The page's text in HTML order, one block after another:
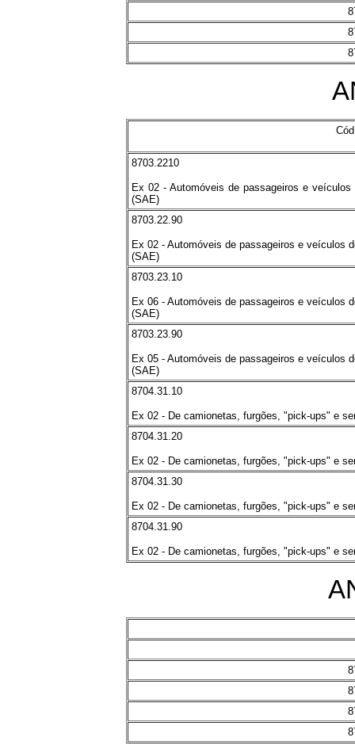
8703.2210
Ex 02 - Automóveis de passageiros e
(SAE)
8703.22.90
Ex 02 - Automóveis de passageiros e veículos
(SAE)
8703.23.10
Ex 06 - Automóveis de passageiros e veículos
(SAE)
8703.23.90
Ex 05 - Automóveis de passageiros e veículos
(SAE)
8704.31.10
Ex 02 - De camionetas, furgões, "pick-ups" e
8704.31.20
Ex 02 - De camionetas, furgões, "pick-ups" e
8704.31.30
Ex 02 - De camionetas, furgões, "pick-ups" e
8704.31.90
Ex 02 - De camionetas, furgões, "pick-ups" e